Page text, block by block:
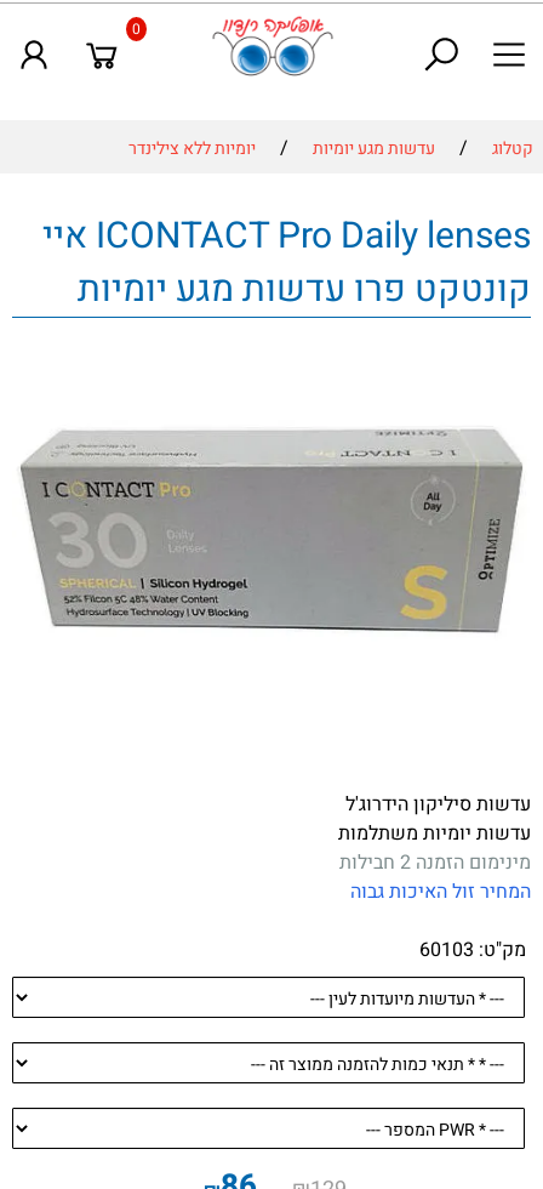
0
קטלוג / עדשות מגע יומיות / יומיות ללא צילינדר
ICONTACT Pro Daily lenses איי
קונטקט פרו עדשות מגע יומיות
עדשות סיליקון הידרוג'ל
עדשות יומיות משתלמות
מינימום הזמנה 2 חבילות
המחיר זול האיכות גבוה
מק"ט: 60103